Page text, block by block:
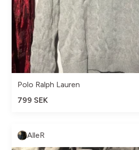
Polo Ralph Lauren
799 SEK
AlleR